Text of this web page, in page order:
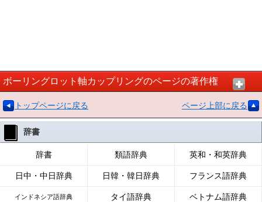
ボーリングロット軸カップリングのページの著作権
トップページに戻る ページ上部に戻る
辞書
辞書 類語辞典 英和・和英辞典
日中・中日辞典 日韓・韓日辞典 フランス語辞典
インドネシア語辞典 タイ語辞典 ベトナム語辞典